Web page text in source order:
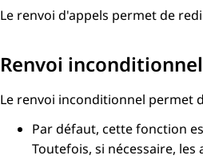
Le renvoi d'appels permet de
Renvoi inconditionnel
Le renvoi inconditionnel permet
Par défaut, cette fonction
Toutefois, si nécessaire,